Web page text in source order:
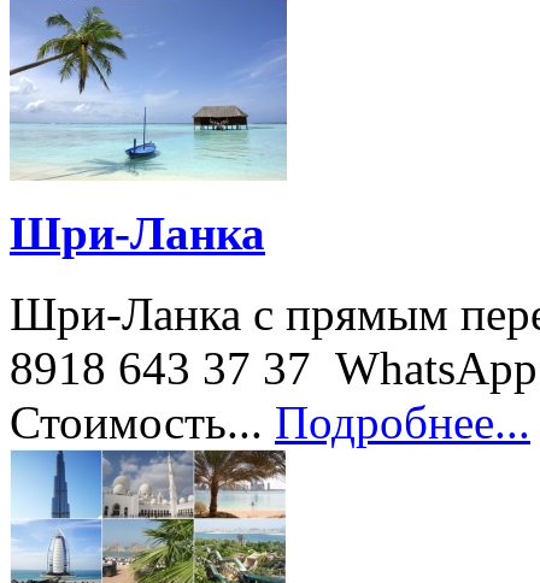
Шри-Ланка
Шри-Ланка с прямым
8918 643 37 37
Стоимость... Подробнее...